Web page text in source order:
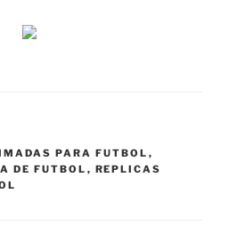
PARA FUTBOL ,
DE FUTBOL , REPLICAS